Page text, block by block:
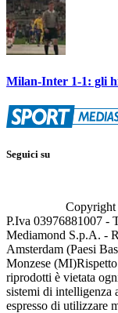
Milan-Inter 1-1: gli
Seguici su
P.Iva 03976881007 -
Mediamond S.p.A. -
Amsterdam (Paesi
Monzese (MI)
riprodotti è vietata
sistemi di intelligenza
espresso di utilizzare